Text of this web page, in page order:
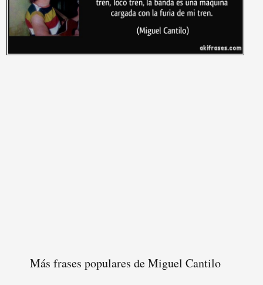
Más frases populares de Miguel Cantilo